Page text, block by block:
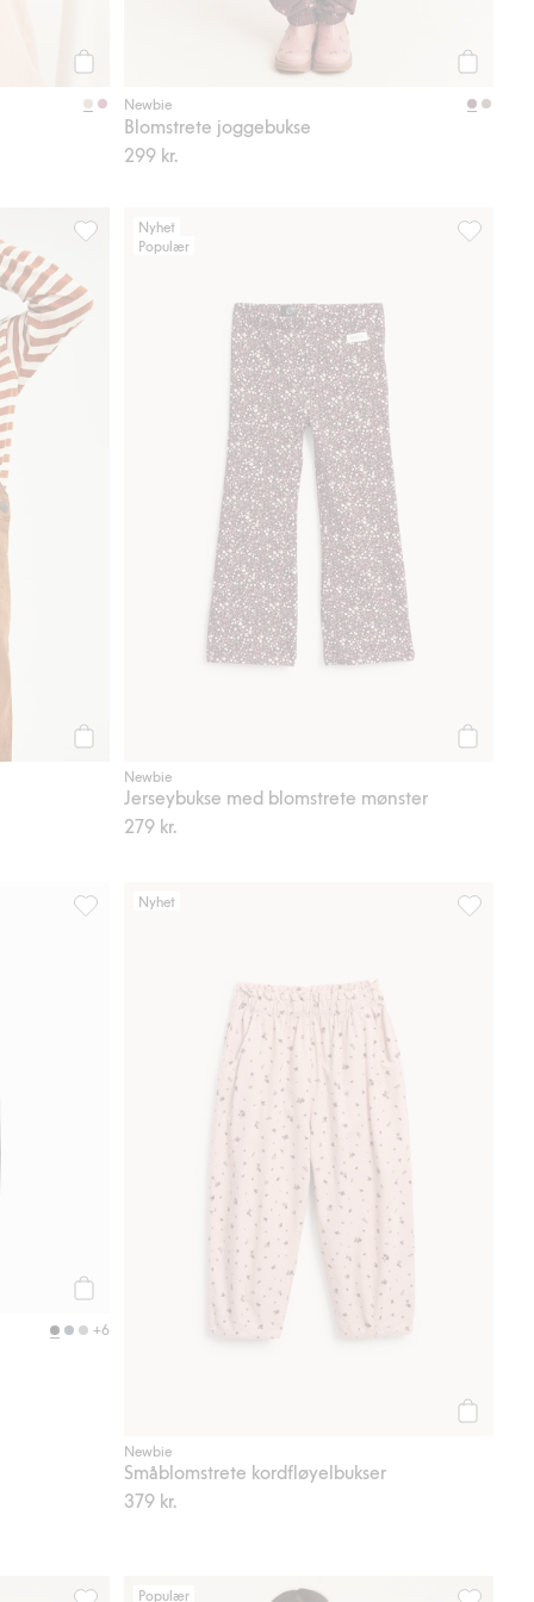
Newbie
Blomstrete joggebukse
299 kr.
i favoriterSelebukser i twill, Legg til i favoriter
Nyhet
Populær
Newbie
Jerseybukse med blomstrete mønster
279 kr.
+6
Nyhet
Newbie
Småblomstrete kordfløyelbukser
379 kr.
Populær